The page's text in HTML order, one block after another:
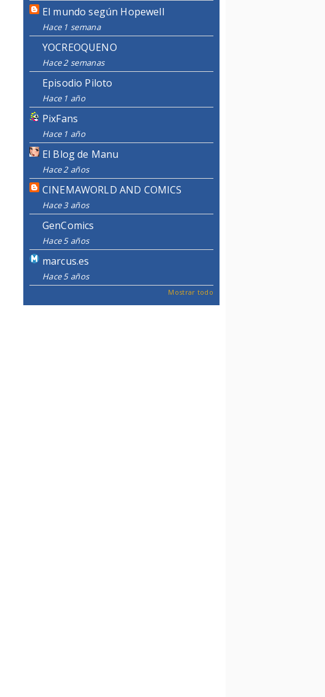
El mundo según Hopewell
Hace 1 semana
YOCREOQUENO
Hace 2 semanas
Episodio Piloto
Hace 1 año
PixFans
Hace 1 año
El Blog de Manu
Hace 2 años
CINEMAWORLD AND COMICS
Hace 3 años
GenComics
Hace 5 años
marcus.es
Hace 5 años
Mostrar todo